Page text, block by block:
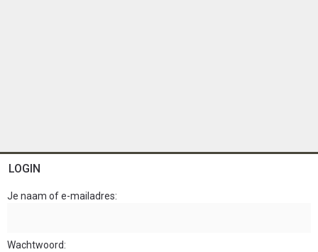
LOGIN
Je naam of e-mailadres
Wachtwoord